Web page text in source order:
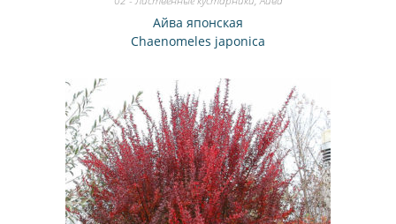
Айва японская
Chaenomeles japonica